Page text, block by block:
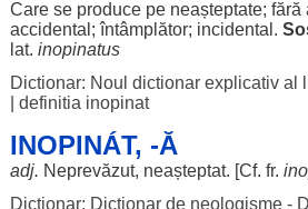
Care se producepe neașteptate; fără
accidental ;întâmplător; incidental .
lat. inopinatus
Dictionar: Noul dictionar explicativ al
definitia inopinat
INOPINÁT, -Ă
adj. Neprevăzut, neașteptat. [Cf. fr.
Dictionar: Dictionar de neologisme -